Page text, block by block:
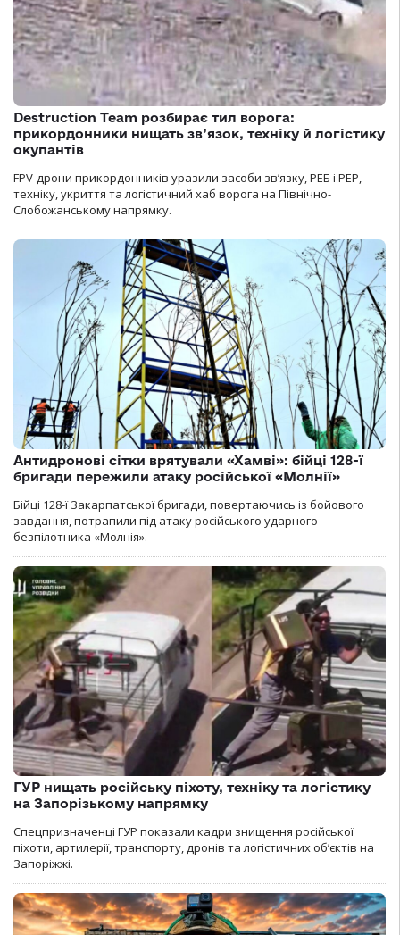
Destruction Team розбирає тил ворога:
прикордонники нищать зв’язок, техніку й логістику
окупантів
FPV-дрони прикордонників уразили засоби зв’язку, РЕБ і РЕР,
техніку, укриття та логістичний хаб ворога на Північно-
Слобожанському напрямку.
Антидронові сітки врятували «Хамві»: бійці 128-ї
бригади пережили атаку російської «Молнії»
Бійці 128-ї Закарпатської бригади, повертаючись із бойового
завдання, потрапили під атаку російського ударного
безпілотника «Молнія».
ГУР нищать російську піхоту, техніку та логістику
на Запорізькому напрямку
Спецпризначенці ГУР показали кадри знищення російської
піхоти, артилерії, транспорту, дронів та логістичних об’єктів на
Запоріжжі.